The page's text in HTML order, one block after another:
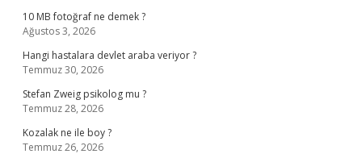
10 MB fotoğraf ne demek ?
Ağustos 3, 2026
Hangi hastalara devlet araba veriyor ?
Temmuz 30, 2026
Stefan Zweig psikolog mu ?
Temmuz 28, 2026
Kozalak ne ile boy ?
Temmuz 26, 2026